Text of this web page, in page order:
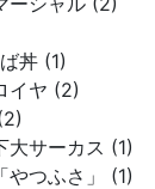
丼 (1)
イヤ (2)
大サーカス (1)
やつふさ」 (1)